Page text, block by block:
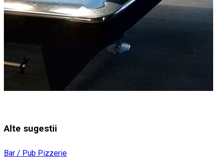
Alte sugestii
Bar / Pub Pizzerie